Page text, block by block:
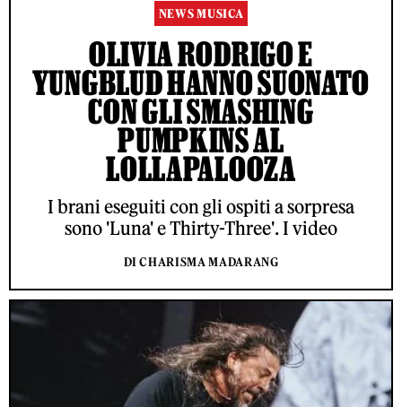
NEWS MUSICA
OLIVIA RODRIGO E
YUNGBLUD HANNO SUONATO
CON GLI SMASHING
PUMPKINS AL
LOLLAPALOOZA
I brani eseguiti con gli ospiti a sorpresa
sono 'Luna' e Thirty-Three'. I video
DI CHARISMA MADARANG